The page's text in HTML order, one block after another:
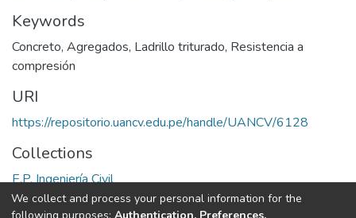
Keywords
Concreto, Agregados, Ladrillo triturado, Resistencia a
compresión
URI
https://repositorio.uancv.edu.pe/handle/UANCV/6128
Collections
E.P. Ingeniería Civil
We collect and process your personal information for the